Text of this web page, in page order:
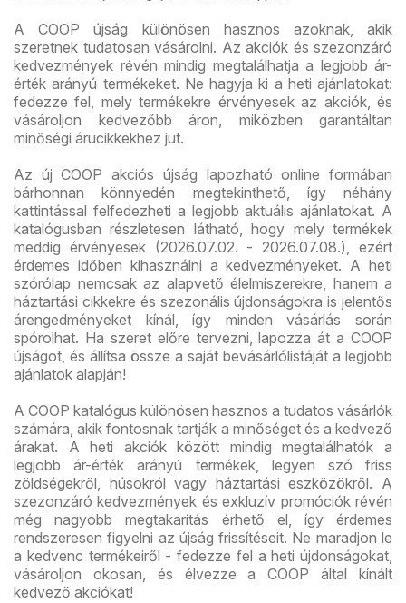
A COOP újság különösen hasznos azoknak, akik
szeretnek tudatosan vásárolni. Az akciók és szezonzáró
kedvezmények révén mindig megtalálhatja a legjobb ár-
érték arányú termékeket. Ne hagyja ki a heti ajánlatokat:
fedezze fel, mely termékekre érvényesek az akciók, és
vásároljon kedvezőbb áron, miközben garantáltan
minőségi árucikkekhez jut.
Az új COOP akciós újság lapozható online formában
bárhonnan könnyedén megtekinthető, így néhány
kattintással felfedezheti a legjobb aktuális ajánlatokat. A
katalógusban részletesen látható, hogy mely termékek
meddig érvényesek (2026.07.02. - 2026.07.08.), ezért
érdemes időben kihasználni a kedvezményeket. A heti
szórólap nemcsak az alapvető élelmiszerekre, hanem a
háztartási cikkekre és szezonális újdonságokra is jelentős
árengedményeket kínál, így minden vásárlás során
spórolhat. Ha szeret előre tervezni, lapozza át a COOP
újságot, és állítsa össze a saját bevásárlólistáját a legjobb
ajánlatok alapján!
A COOP katalógus különösen hasznos a tudatos vásárlók
számára, akik fontosnak tartják a minőséget és a kedvező
árakat. A heti akciók között mindig megtalálhatók a
legjobb ár-érték arányú termékek, legyen szó friss
zöldségekről, húsokról vagy háztartási eszközökről. A
szezonzáró kedvezmények és exkluzív promóciók révén
még nagyobb megtakarítás érhető el, így érdemes
rendszeresen figyelni az újság frissítéseit. Ne maradjon le
a kedvenc termékeiről - fedezze fel a heti újdonságokat,
vásároljon okosan, és élvezze a COOP által kínált
kedvező akciókat!